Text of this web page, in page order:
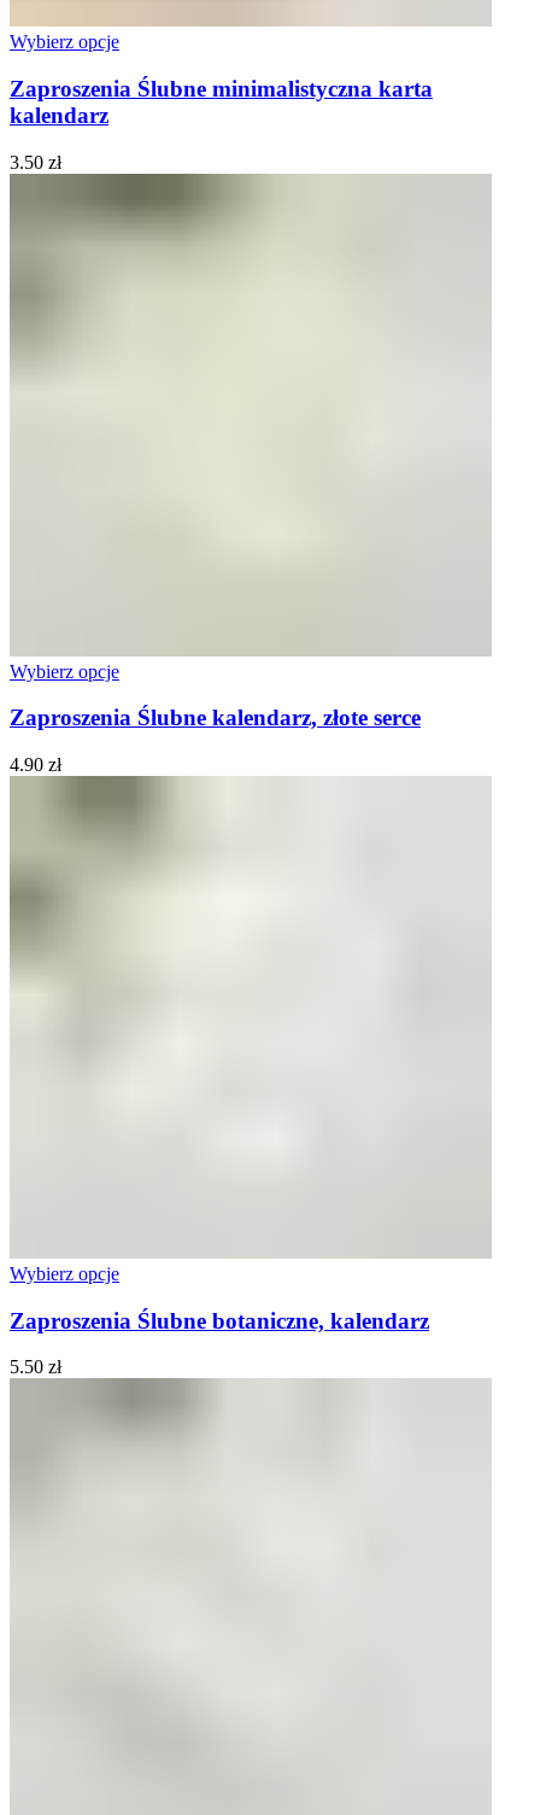
Wybierz opcje
Zaproszenia Ślubne minimalistyczna karta
kalendarz
3.50 zł
Wybierz opcje
Zaproszenia Ślubne kalendarz, złote serce
4.90 zł
Wybierz opcje
Zaproszenia Ślubne botaniczne, kalendarz
5.50 zł